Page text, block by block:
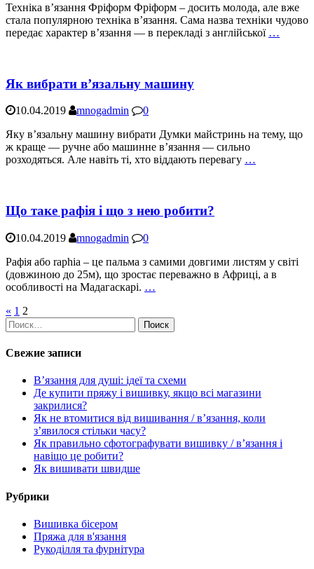
Техніка в’язання Фріформ Фріформ – досить молода, але вже
стала популярною техніка в’язання. Сама назва техніки чудово
передає характер в’язання — в перекладі з англійської …
Як вибрати в’язальну машину
10.04.2019 mnogadmin
0
Яку в’язальну машину вибрати Думки майстринь на тему, що
ж краще — ручне або машинне в’язання — сильно
розходяться. Але навіть ті, хто віддають перевагу …
Що таке рафія і що з нею робити?
10.04.2019 mnogadmin
0
Рафія або raphia – це пальма з самими довгими листям у світі
(довжиною до 25м), що зростає переважно в Африці, а в
особливості на Мадагаскарі. …
Навигация
по
записям
« 1 2
Найти:
Свежие записи
В’язання для душі: ідеї та схеми
Де купити пряжу і вишивку, якщо всі магазини
закрилися?
Як не втомитися від вишивання / в’язання, коли
з’явилося стільки часу?
Як правильно сфотографувати вишивку / в’язання і
навіщо це робити?
Як вишивати швидше
Рубрики
Вишивка бісером
Пряжа для в'язання
Рукоділля та фурнітура